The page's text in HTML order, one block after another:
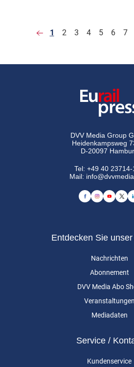
1 2 3 4 5 6 7
DVV Media Group
Heidenkampsweg
D-20097
Tel:+49 40 23714-
Mail:
Entdecken Sie
Nachrichten
Abonnement
DVV Media Abo
Veranstaltungen
Mediadaten
Service /
Kundenservice